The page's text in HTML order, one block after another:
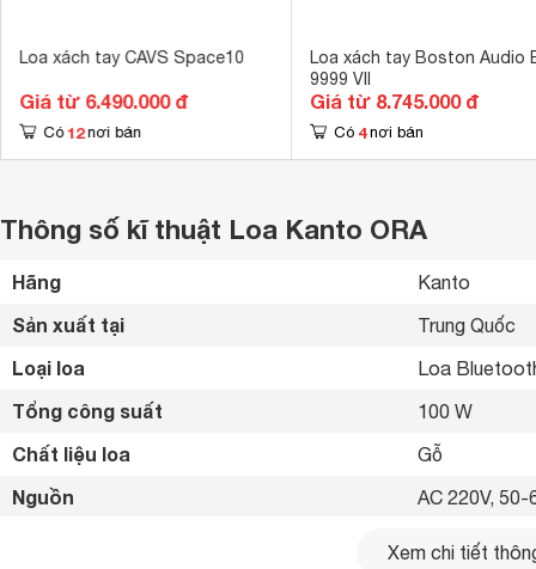
Loa xách tay CAVS Space10
Giá từ 6.490.000 đ
Có 12 nơi bán
Loa xách tay Boston Audio
9999 VII
Giá từ 8.745.000 đ
Có 4 nơi bán
Thông số kĩ thuật Loa Kanto ORA
Hãng Kanto
Sản xuất tại Trung Quốc
Loại loa Loa
Tổng công suất 100 W
Chất liệu loa Gỗ
Nguồn AC 220V,
70Hz-22kHz
Xem chi tiết